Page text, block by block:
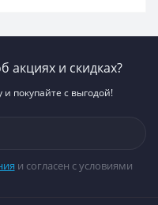
акциях и скидках?
покупайте с выгодой!
и согласен с условиями